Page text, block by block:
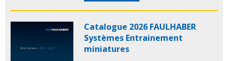
Catalogue 2026 FAULHABER
Systèmes Entrainement
miniatures